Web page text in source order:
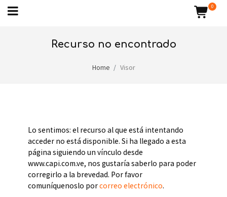
0
recurso no encontrado
Home Visor
Lo sentimos: el recurso al que está intentando
acceder no está disponible. Si ha llegado a esta
página siguiendo un vínculo desde
www.capi.com.ve, nos gustaría saberlo para poder
corregirlo a la brevedad. Por favor
comuníquenoslo porcorreo electrónico.